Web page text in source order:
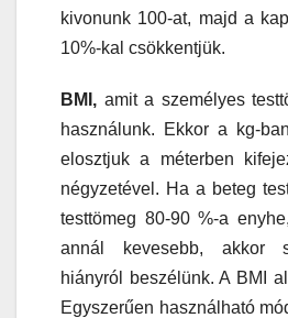
kivonunk 100-at, majd a
10%-kal csökkentjük.
BMI, amit a személyes
használunk. Ekkor a kg-
elosztjuk a méterben
négyzetével. Ha a beteg
testtömeg 80-90 %-a
annál kevesebb, akkor
hiányról beszélünk. A BMI
Egyszerűen használható